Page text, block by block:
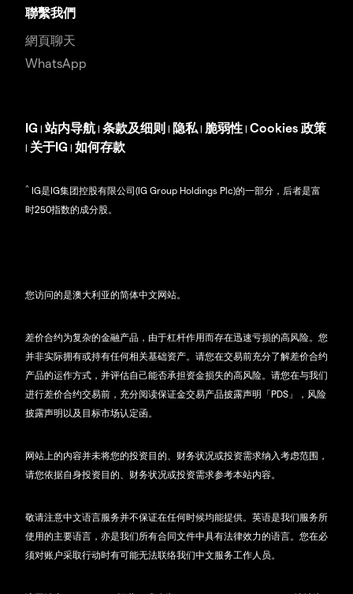
聯繫我們
網頁聊天
WhatsApp
IG |站内导航 | 条款及细则 | 隐私 | 脆弱性 | Cookies 政策
| 关于IG | 如何存款
^ IG是IG集团控股有限公司(IG Group Holdings Plc)的一部分，后者是富
时250指数的成分股。
您访问的是澳大利亚的简体中文网站。
差价合约为复杂的金融产品，由于杠杆作用而存在迅速亏损的高风险。您
并非实际拥有或持有任何相关基础资产。请您在交易前充分了解差价合约
产品的运作方式，并评估自己能否承担资金损失的高风险。请您在与我们
进行差价合约交易前，充分阅读保证金交易产品披露声明「PDS」，风险
披露声明以及目标市场认定函。
网站上的内容并未将您的投资目的、财务状况或投资需求纳入考虑范围，
请您依据自身投资目的、财务状况或投资需求参考本站内容。
敬请注意中文语言服务并不保证在任何时候均能提供。英语是我们服务所
使用的主要语言，亦是我们所有合同文件中具有法律效力的语言。您在必
须对账户采取行动时有可能无法联络我们中文服务工作人员。